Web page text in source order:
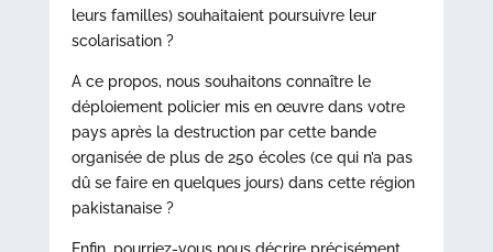
leurs familles) souhaitaient poursuivre leur
scolarisation ?
A ce propos, nous souhaitons connaître le
déploiement policier mis en œuvre dans votre
pays après la destruction par cette bande
organisée de plus de 250 écoles (ce qui n’a pas
dû se faire en quelques jours) dans cette région
pakistanaise ?